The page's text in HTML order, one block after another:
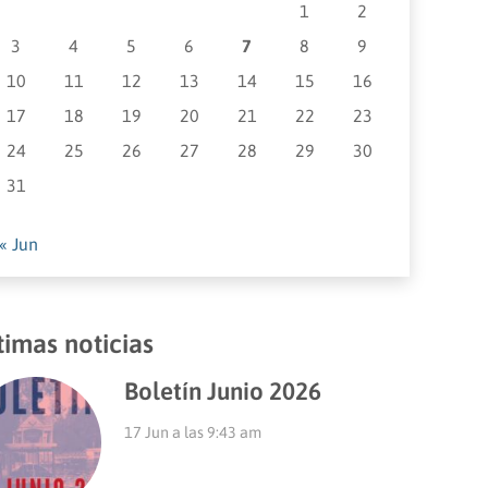
1
2
3
4 5 6 7 8
9
10
11 12 13 14 15
16
17
18 19 20 21 22
23
24
25 26 27 28 29
30
31
« Jun
noticias
Boletín Junio 2026
17 Jun a las 9:43 am